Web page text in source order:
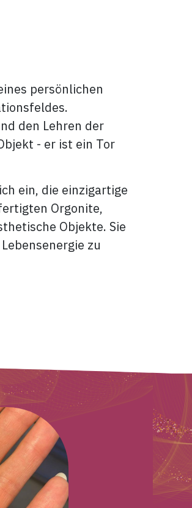
persönlichen
den Lehren der
- er ist ein Tor
ein, die einzigartige
Orgonite,
Objekte. Sie
zu